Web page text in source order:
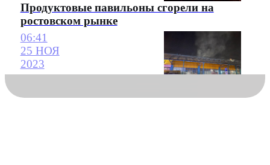
Продуктовые павильоны сгорели на
ростовском рынке
06:41
25 НОЯ
2023